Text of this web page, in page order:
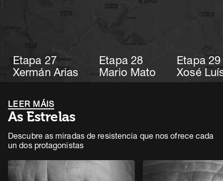
Etapa 27
Xermán Arias
Etapa 28
Mario Mato
Etapa 29
Xosé
As Estrelas
LEER MÁIS
Descubre as miradas de resistencia que nos ofrece cada
un dos protagonistas